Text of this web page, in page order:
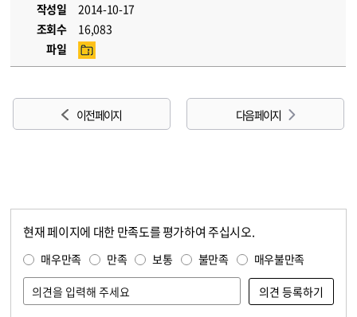
작성일
2014-10-17
조회수
16,083
파일
이전 페이지 다음 페이지
현재 페이지에 대한 만족도를 평가하여 주십시오.
매우만족 만족 보통 불만족 매우불만족